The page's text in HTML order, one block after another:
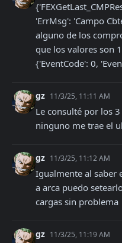
'ErrMsg': 'Campo
alguno de los
que los valores son
{'EventCode': 0,
gz 11/3/25, 11:11 AM
Le consulté por los
ninguno me trae el
gz 11/3/25, 11:12 AM
Igualmente al saber
a arca puedo
cargas sin problema
gz 11/3/25, 11:19 AM